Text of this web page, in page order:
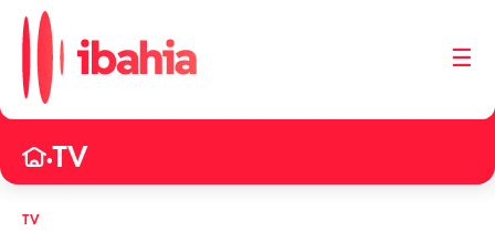
☰
•TV
TV